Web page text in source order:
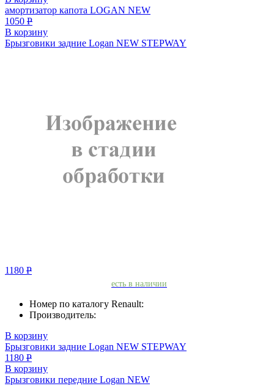
амортизатор капота LOGAN NEW
1050 Р
В корзину
Брызговики задние Logan NEW STEPWAY
1180 Р
есть в наличии
Номер по каталогу Renault:
Производитель:
В корзину
Брызговики задние Logan NEW STEPWAY
1180 Р
В корзину
Брызговики передние Logan NEW